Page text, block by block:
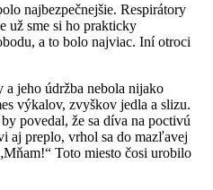
najbezpečnejšie. Respirátory
už sme si ho prakticky
a to bolo najviac. Iní otroci
jeho údržba nebola nijako
výkalov, zvyškov jedla a slizu.
povedal, že sa díva na poctivú
aj preplo, vrhol sa do mazľavej
Toto miesto čosi urobilo